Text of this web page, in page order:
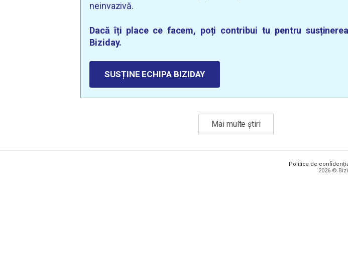
neinvazivă.
Dacă îți place ce facem, poți contribui tu pentru
Biziday.
SUSȚINE ECHIPA BIZIDAY
Mai multe știri
Politica de
2026 ©